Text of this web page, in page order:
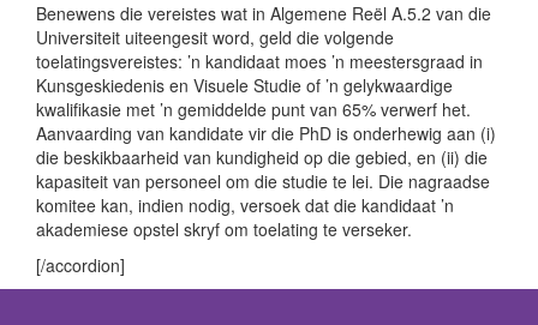
Benewens die vereistes wat in Algemene Reël A.5.2 van die
Universiteit uiteengesit word, geld die volgende
toelatingsvereistes: ’n kandidaat moes ’n meestersgraad in
Kunsgeskiedenis en Visuele Studie of ’n gelykwaardige
kwalifikasie met ’n gemiddelde punt van 65% verwerf het.
Aanvaarding van kandidate vir die PhD is onderhewig aan (i)
die beskikbaarheid van kundigheid op die gebied, en (ii) die
kapasiteit van personeel om die studie te lei. Die nagraadse
komitee kan, indien nodig, versoek dat die kandidaat ’n
akademiese opstel skryf om toelating te verseker.
[/accordion]